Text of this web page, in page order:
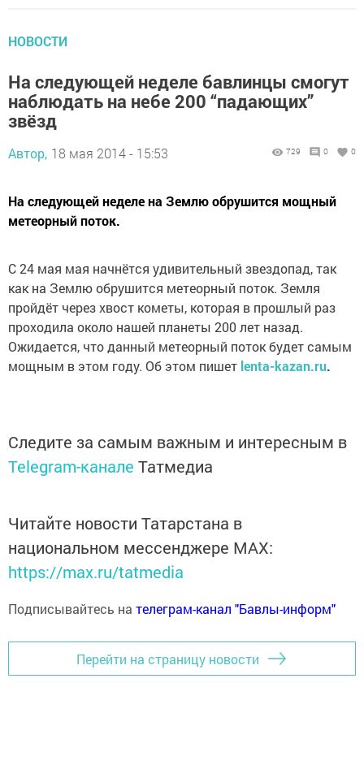
НОВОСТИ
На следующей неделе бавлинцы смогут
наблюдать на небе 200 “падающих”
звёзд
Автор, 18 мая 2014 - 15:53 729 0 0
На следующей неделе на Землю обрушится мощный
метеорный поток.
С 24 мая мая начнётся удивительный звездопад, так
как на Землю обрушится метеорный поток. Земля
пройдёт через хвост кометы, которая в прошлый раз
проходила около нашей планеты 200 лет назад.
Ожидается, что данный метеорный поток будет самым
мощным в этом году. Об этом пишет lenta-kazan.ru.
Следите за самым важным и интересным в
Telegram-канале Татмедиа
Читайте новости Татарстана в
национальном мессенджере MАХ:
https://max.ru/tatmedia
Подписывайтесь на телеграм-канал "Бавлы-информ"
Перейти на страницу новости